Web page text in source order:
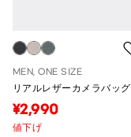
MEN, ONE SIZE
リアルレザーカメラバッグ
¥2,990
値下げ